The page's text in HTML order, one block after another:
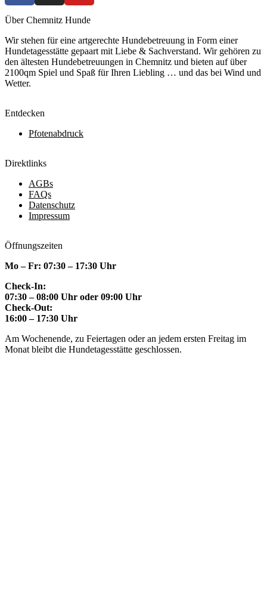
Über Chemnitz Hunde
Wir stehen für eine artgerechte Hundebetreuung in Form einer
Hundetagesstätte gepaart mit Liebe & Sachverstand. Wir gehören zu
den ältesten Hundebetreuungen in Chemnitz und bieten auf über
2100qm Spiel und Spaß für Ihren Liebling … und das bei Wind und
Wetter.
Entdecken
Pfotenabdruck
Direktlinks
AGBs
FAQs
Datenschutz
Impressum
Öffnungszeiten
Mo – Fr: 07:30 – 17:30 Uhr
Check-In:
07:30 – 08:00 Uhr oder 09:00 Uhr
Check-Out:
16:00 – 17:30 Uhr
Am Wochenende, zu Feiertagen oder an jedem ersten Freitag im
Monat bleibt die Hundetagesstätte geschlossen.